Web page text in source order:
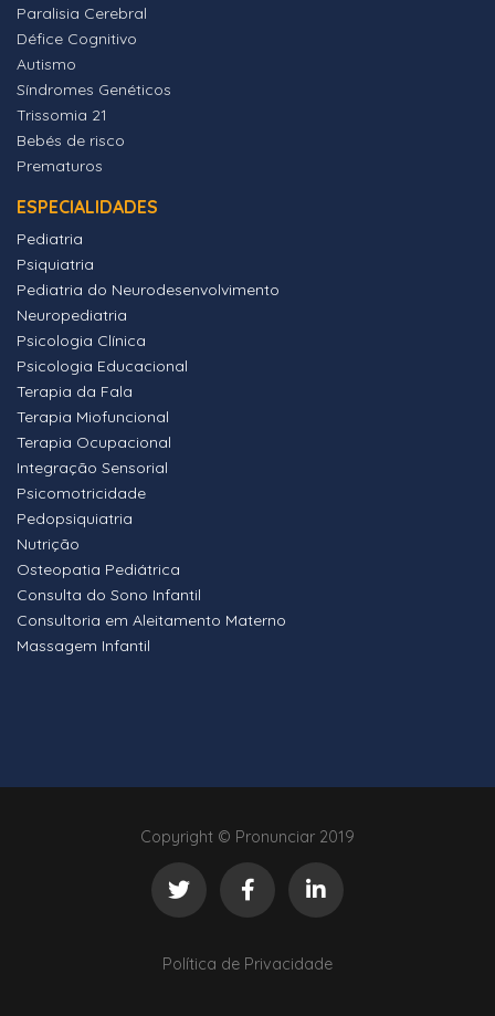
Paralisia Cerebral
Défice Cognitivo
Autismo
Síndromes Genéticos
Trissomia 21
Bebés de risco
Prematuros
ESPECIALIDADES
Pediatria
Psiquiatria
Pediatria do Neurodesenvolvimento
Neuropediatria
Psicologia Clínica
Psicologia Educacional
Terapia da Fala
Terapia Miofuncional
Terapia Ocupacional
Integração Sensorial
Psicomotricidade
Pedopsiquiatria
Nutrição
Osteopatia Pediátrica
Consulta do Sono Infantil
Consultoria em Aleitamento Materno
Massagem Infantil
Copyright © Pronunciar 2019
Política de Privacidade